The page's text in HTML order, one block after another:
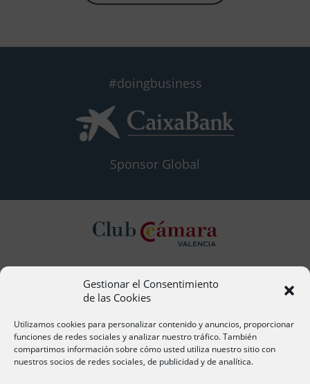
Gestionar el Consentimiento
de las Cookies
Utilizamos cookies para personalizar contenido y anuncios, proporcionar
funciones de redes sociales y analizar nuestro tráfico. También
compartimos información sobre cómo usted utiliza nuestro sitio con
nuestros socios de redes sociales, de publicidad y de analítica.
#doingbusiness
Sponsor Global
Contacto
acervera@camaravalencia.com
961 366 212
Síguenos